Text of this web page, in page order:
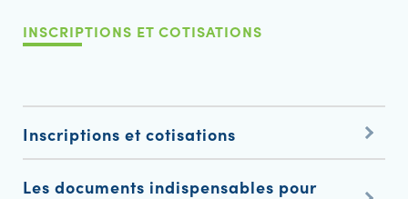
INSCRIPTIONS ET COTISATIONS
Inscriptions et cotisations
Les documents indispensables pour